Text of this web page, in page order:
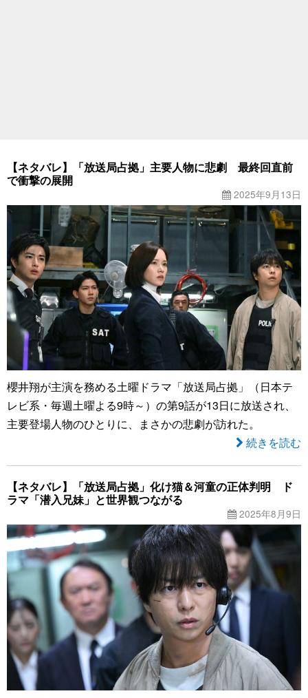
【ネタバレ】「放送局占拠」主要人物に悲劇 最終回直前
で衝撃の展開
2025年9月13日
櫻井翔が主演を務める土曜ドラマ「放送局占拠」（日本テ
レビ系・毎週土曜よる9時～）の第9話が13日に放送され、
主要登場人物のひとりに、まさかの悲劇が訪れた。
続きを読む
【ネタバレ】「放送局占拠」化け猫＆河童の正体判明 ド
ラマ「潜入兄妹」と世界観つながる
2025年8月9日